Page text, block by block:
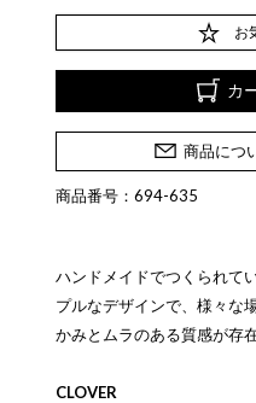
お
カ
商品につ
商品番号：694-635
ハンドメイドでつくられて
プルなデザインで、様々な
かみとムラのある質感が存
CLOVER